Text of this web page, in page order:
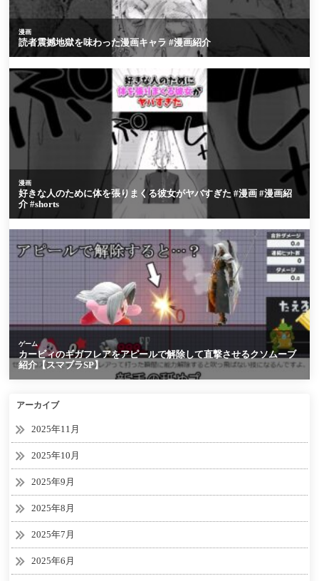
アーカイブ
2025年11月
2025年10月
2025年9月
2025年8月
2025年7月
2025年6月